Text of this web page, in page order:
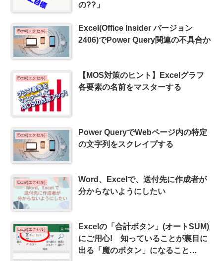
の??」
Excel(エクセル)
Excel(Office Insider バージョン
2406)でPower Query関連の不具合か
Excel(エクセル)
【MOS対策のヒント】Excelグラフ
各要素の名前をマスターする
Excel(エクセル)
Power QueryでWebページ内の特定
の文字列をスクレイプする
Excel(エクセル)
Word、Excelで、送付先に作成者が
分からないようにしたい
Excel(エクセル)
Excelの「合計ボタン」(オートSUM)
にご用心! 知っていることが裏目に
出る「魔のボタン」になること